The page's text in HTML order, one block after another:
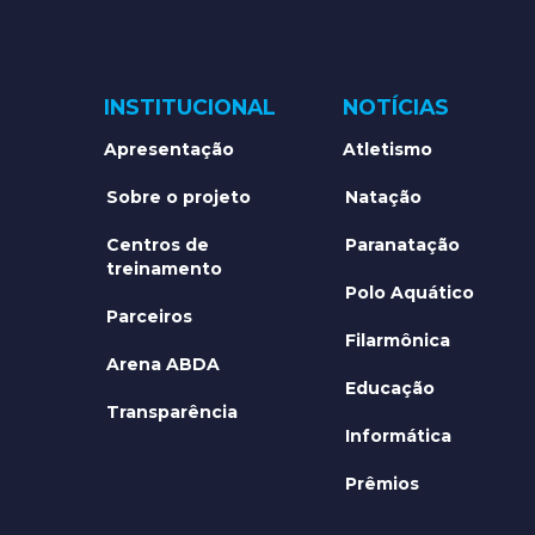
INSTITUCIONAL
Apresentação
Sobre o projeto
Centros de
treinamento
Parceiros
Arena ABDA
Transparência
NOTÍCIAS
Atletismo
Natação
Paranatação
Polo Aquático
Filarmônica
Educação
Informática
Prêmios